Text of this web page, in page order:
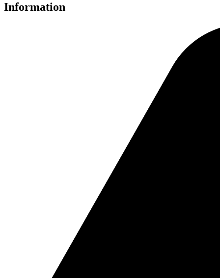
Information